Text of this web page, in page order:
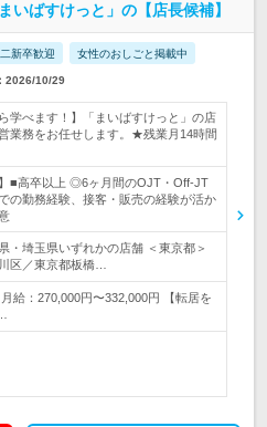
いばすけっと」の【店長候補】
新卒歓迎 女性のおしごと掲載中
2026/10/29
学べます！】「まいばすけっと」の店
業務をお任せします。★残業月14時間
■高卒以上 ◎6ヶ月間のOJT・Off‐JT
の勤務経験、接客・販売の経験が活か
・埼玉県いずれかの店舗 ＜東京都＞
区／東京都板橋…
給：270,000円〜332,000円 【転居を